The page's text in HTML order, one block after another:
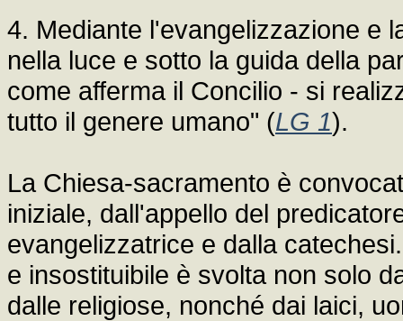
4. Mediante l'evangelizzazione e
nella luce e sotto la guida della
come afferma il Concilio - si
tutto il genere umano" (LG 1).
La Chiesa-sacramento è
iniziale, dall'appello del
evangelizzatrice e dalla
e insostituibile è svolta non solo
dalle religiose, nonché dai laici,